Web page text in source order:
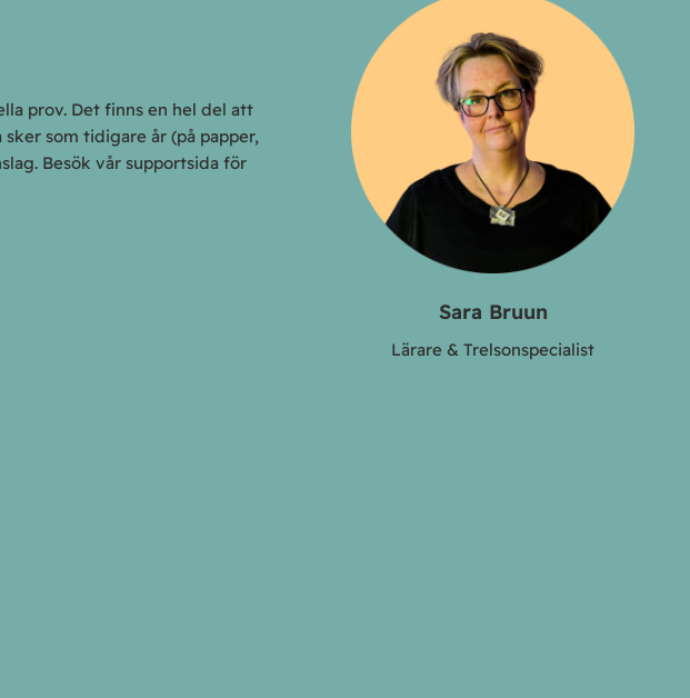
prov. Det finns en hel del att
som tidigare år (på papper,
Besök vår supportsida för
Sara Bruun
Lärare & Trelsonspecialist